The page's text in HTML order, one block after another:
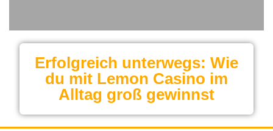
Erfolgreich unterwegs: Wie
du mit Lemon Casino im
Alltag groß gewinnst